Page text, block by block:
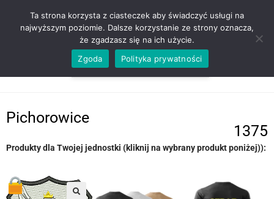
ZADZWOŃ TEL. 600 352 938
Pichorowice
1375
Produkty dla Twojej jednostki (kliknij na wybrany produkt poniżej)):
Ta strona korzysta z ciasteczek aby świadczyć usługi na
najwyższym poziomie. Dalsze korzystanie ze strony oznacza,
że zgadzasz się na ich użycie.
Zgoda
Polityka prywatności